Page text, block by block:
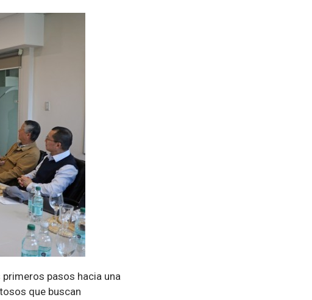
pasos hacia una
que buscan